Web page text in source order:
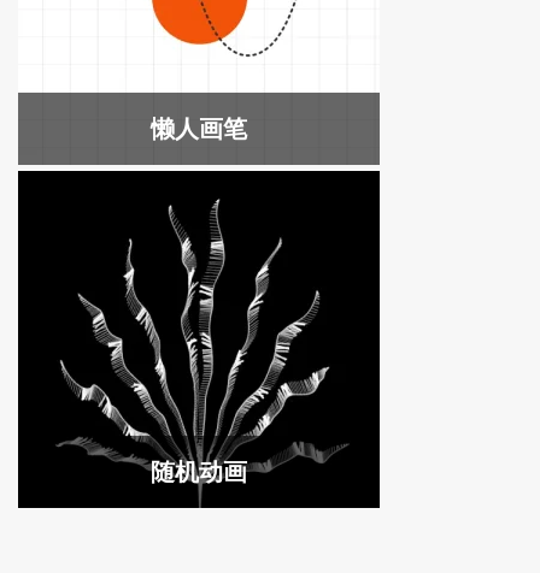
懒人画笔
随机动画